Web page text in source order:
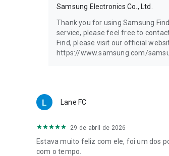
Samsung Electronics Co., Ltd.
Thank you for using Samsung
service, please feel free to
Find, please visit our official
https://www.samsung.com/
Lane FC
29 de abril de 2026
Estava muito feliz com ele, foi um dos
com o tempo.